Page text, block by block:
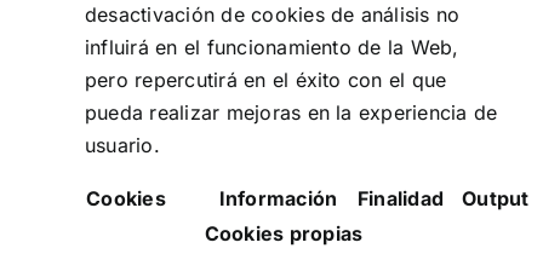
desactivación de cookies de análisis no
influirá en el funcionamiento de la Web,
pero repercutirá en el éxito con el que
pueda realizar mejoras en la experiencia de
usuario.
Cookies Información Finalidad
Output
Cookies propias